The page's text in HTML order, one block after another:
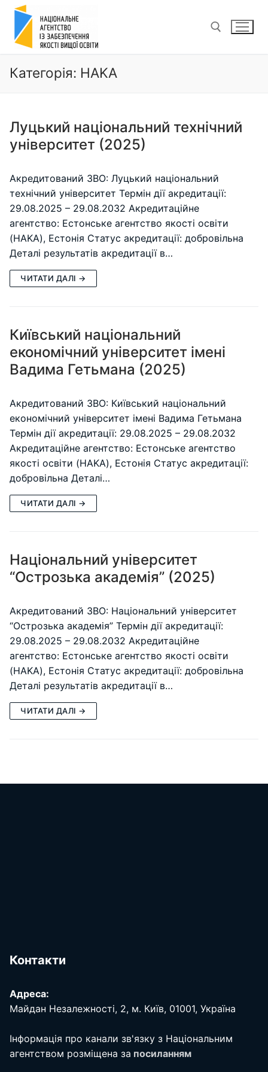
Перейти
вмісту
Пошук:
Категорія: HAKA
Луцький національний технічний
університет (2025)
Акредитований ЗВО: Луцький національний
технічний університет Термін дії акредитації:
29.08.2025 – 29.08.2032 Акредитаційне
агентство: Естонське агентство якості освіти
(HAKA), Естонія Статус акредитації: добровільна
Деталі результатів акредитації в…
ЧИТАТИ ДАЛІ →
Київський національний
економічний університет імені
Вадима Гетьмана (2025)
Акредитований ЗВО: Київський національний
економічний університет імені Вадима Гетьмана
Термін дії акредитації: 29.08.2025 – 29.08.2032
Акредитаційне агентство: Естонське агентство
якості освіти (HAKA), Естонія Статус акредитації:
добровільна Деталі…
ЧИТАТИ ДАЛІ →
Національний університет
“Острозька академія” (2025)
Акредитований ЗВО: Національний університет
“Острозька академія” Термін дії акредитації:
29.08.2025 – 29.08.2032 Акредитаційне
агентство: Естонське агентство якості освіти
(HAKA), Естонія Статус акредитації: добровільна
Деталі результатів акредитації в…
ЧИТАТИ ДАЛІ →
Контакти
Адреса:
Майдан Незалежності, 2, м. Київ, 01001, Україна
Інформація про канали зв'язку з Національним
агентством розміщена за посиланням